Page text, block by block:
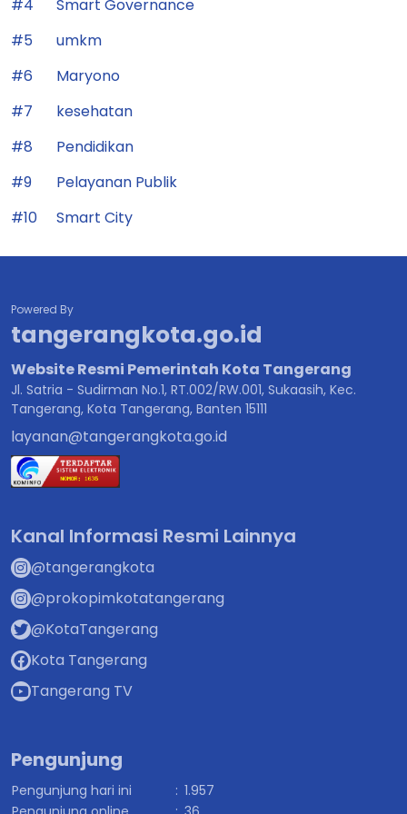
#4
Smart Governance
#5
umkm
#6
Maryono
#7
kesehatan
#8
Pendidikan
#9
Pelayanan Publik
#10
Smart City
Powered By
tangerangkota.go.id
Website Resmi Pemerintah Kota Tangerang
Jl. Satria - Sudirman No.1, RT.002/RW.001, Sukaasih, Kec.
Tangerang, Kota Tangerang, Banten 15111
layanan@tangerangkota.go.id
Kanal Informasi Resmi Lainnya
@tangerangkota
@prokopimkotatangerang
@KotaTangerang
Kota Tangerang
Tangerang TV
Pengunjung
Pengunjung hari ini : 1.957